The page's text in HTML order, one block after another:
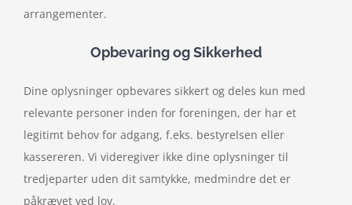
arrangementer.
Opbevaring og Sikkerhed
Dine oplysninger opbevares sikkert og deles kun med
relevante personer inden for foreningen, der har et
legitimt behov for adgang, f.eks. bestyrelsen eller
kassereren. Vi videregiver ikke dine oplysninger til
tredjeparter uden dit samtykke, medmindre det er
påkrævet ved lov.